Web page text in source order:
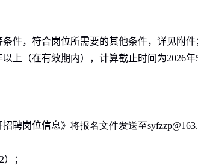
件，符合岗位所需要的其他条件， 详见 附件
上（在有效期内），计算截止时间为2026年
聘岗位信息》 将报名文件发送至
2）
；